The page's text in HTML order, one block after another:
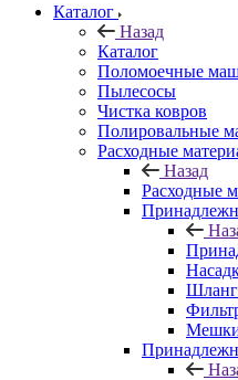
Каталог
Назад
Каталог
Поломоечные
Пылесосы
Чистка ковров
Полировальные
Расходные
Назад
Расходные